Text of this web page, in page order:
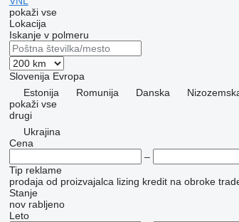
pokaži vse
Lokacija
Iskanje v polmeru
Slovenija Evropa
Estonija
Romunija Danska
pokaži vse
drugi
Ukrajina
Cena
–
Tip reklame
prodaja od proizvajalca lizing kredit na obroke
Stanje
nov rabljeno
Leto